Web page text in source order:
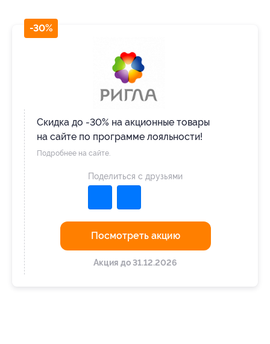
-30%
Скидка до -30% на акционные товары
на сайте по программе лояльности!
Подробнее на сайте.
Посмотреть акцию
Акция до 31.12.2026
Поделиться с друзьями